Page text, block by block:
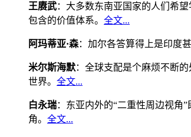
王赓武：大多数东南亚国家的人们希
包含的价值体系。 全文...
阿玛蒂亚·森：加尔各答算得上是印度
米尔斯海默：全球支配是个麻烦不断
世界。 全文...
白永瑞：东亚内外的“二重性周边视角
角。 全文...